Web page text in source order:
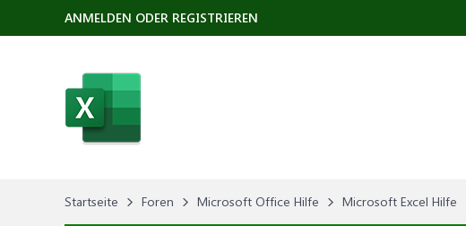
Startseite Foren Microsoft Office Hilfe Microsoft Excel Hilfe
ANMELDEN ODER REGISTRIEREN